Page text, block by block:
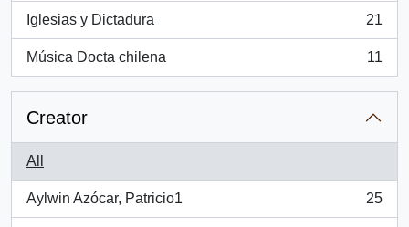
Iglesias y Dictadura
, 21 results
21
Música Docta chilena
, 11 results
11
Creator
All
Aylwin Azócar, Patricio1
, 25 results
25